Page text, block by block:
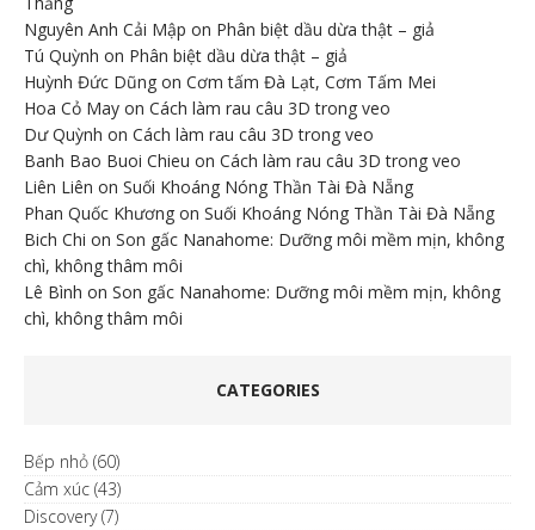
Nguyên Anh Cải Mập on Phân biệt dầu dừa thật – giả
Tú Quỳnh on Phân biệt dầu dừa thật – giả
Huỳnh Đức Dũng on Cơm tấm Đà Lạt, Cơm Tấm Mei
Hoa Cỏ May on Cách làm rau câu 3D trong veo
Dư Quỳnh on Cách làm rau câu 3D trong veo
Banh Bao Buoi Chieu on Cách làm rau câu 3D trong veo
Liên Liên on Suối Khoáng Nóng Thần Tài Đà Nẵng
Phan Quốc Khương on Suối Khoáng Nóng Thần Tài Đà Nẵng
Bich Chi on Son gấc Nanahome: Dưỡng môi mềm mịn, không
chì, không thâm môi
Lê Bình on Son gấc Nanahome: Dưỡng môi mềm mịn, không
chì, không thâm môi
CATEGORIES
Bếp nhỏ (60)
Cảm xúc (43)
Discovery(7)